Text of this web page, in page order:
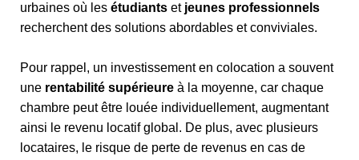
urbaines où les étudiants et jeunes professionnels
recherchent des solutions abordables et conviviales.
Pour rappel, un investissement en colocation a souvent
une rentabilité supérieure à la moyenne, car chaque
chambre peut être louée individuellement, augmentant
ainsi le revenu locatif global. De plus, avec plusieurs
locataires, le risque de perte de revenus en cas de